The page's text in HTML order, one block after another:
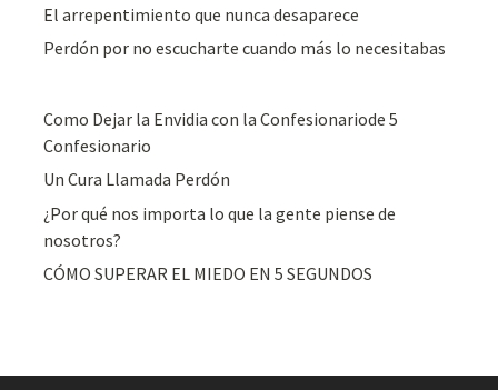
El arrepentimiento que nunca desaparece
Perdón por no escucharte cuando más lo necesitabas
Como Dejar la Envidia con la Confesionariode 5
Confesionario
Un Cura Llamada Perdón
¿Por qué nos importa lo que la gente piense de
nosotros?
CÓMO SUPERAR EL MIEDO EN 5 SEGUNDOS